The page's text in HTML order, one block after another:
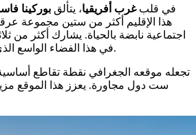
في قلبغرب أفريقيا، يتألق بوركينا
هذا الإقليم أكثر من ستين مجموعة
اجتماعية نابضة بالحياة. يشارك أكثر من
في هذا الفضاء الواسع الذي يمتد على 274,200 كم².
تجعله موقعه الجغرافي نقطة تقاطع
ست دول مجاورة. يعزز هذا الموقع